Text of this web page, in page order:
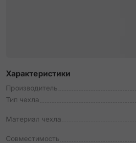
Характеристики
Производитель
Тип чехла
Материал чехла
Совместимость